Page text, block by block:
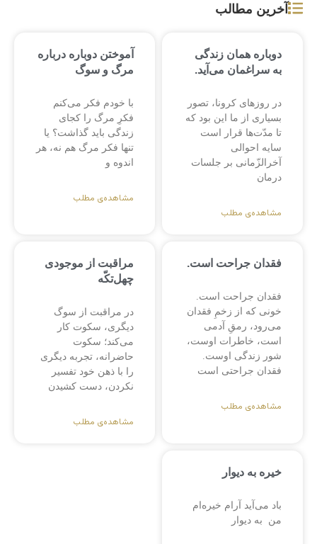
آخرین مطالب
دوباره همان زندگی
به سراغمان می‌آید.
در روزهای کرونا، تصور
بسیاری از ما این بود که
تا مدّت‌ها قرار است
سایه احوالی
آخرالزّمانی بر جلسات
درمان
مشاهده‌ی مطلب
آموختن دوباره درباره
مرگ و سوگ
با خودم فکر می‌کنم
فکرِ مرگ را کجای
زندگی باید گذاشت؟ یا
تنها فکر مرگ هم نه، هر
اندوه و
مشاهده‌ی مطلب
فقدان جراحت است.
فقدان جراحت است.
خونی که از زخمِ فقدان
می‌رود، رمقِ آدمی
است، خاطرات اوست،
شور زندگی اوست.
فقدان جراحتی است
مشاهده‌ی مطلب
مراقبت از موجودی
چهل‌تکّه
در مراقبت از سوگ
دیگری، سکوت کار
می‌کند؛ سکوت
حاضرانه، تجربه دیگری
را با ذهن خود تفسیر
نکردن، دست کشیدن
مشاهده‌ی مطلب
خیره به دیوار
باد می‌آید آرام خیره‌ام
من به دیوار